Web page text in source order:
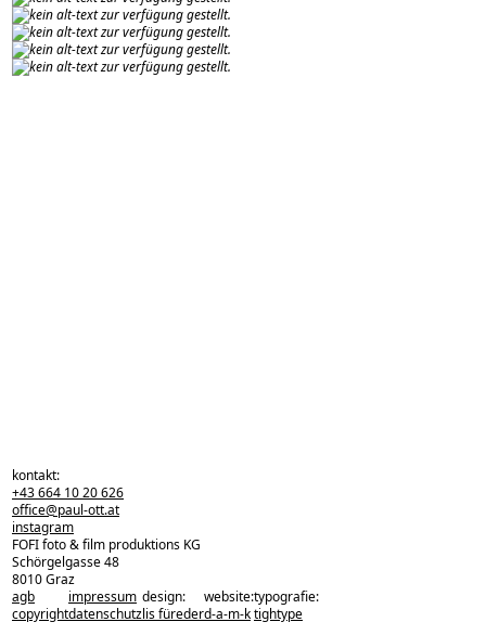
zurück zu den projekten
kontakt:
+43 664 10 20 626
office@paul-ott.at
instagram
FOFI foto & film produktions KG
Schörgelgasse 48
8010 Graz
agb
copyright
impressum
datenschutz
design:
lis füreder
website:
d-a-m-k
typografie:
tightype